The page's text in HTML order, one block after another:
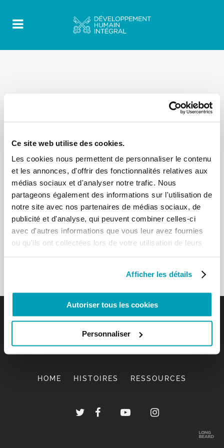
Ce site web utilise des cookies.
Les cookies nous permettent de personnaliser le contenu
et les annonces, d'offrir des fonctionnalités relatives aux
médias sociaux et d'analyser notre trafic. Nous
partageons également des informations sur l'utilisation de
notre site avec nos partenaires de médias sociaux, de
publicité et d'analyse, qui peuvent combiner celles-ci
avec d'autres informations que vous leur avez fournies
ou qu'ils ont collectées lors de votre utilisation de leurs
Afficher les détails
Autoriser tous les cookies
Personnaliser
HOME HISTOIRES RESSOURCES